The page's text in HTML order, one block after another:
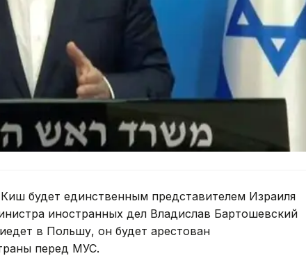
будет единственным представителем Израиля
иностранных дел Владислав Бартошевский
в Польшу, он будет арестован
перед МУС.